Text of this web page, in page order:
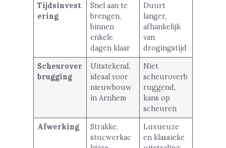
Tijdsinvest
ering
Snel aan te
brengen,
binnen
enkele
dagen klaar
Duurt
langer,
afhankelijk
van
drogingstijd
Scheurover
brugging
Uitstekend,
ideaal voor
nieuwbouw
in Arnhem
Niet
scheuroverb
ruggend,
kans op
scheuren
Afwerking
Strakke,
stucwerkac
Luxueuze
en klassieke